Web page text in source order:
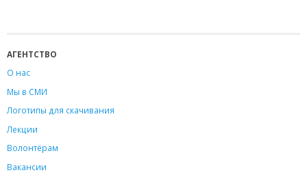
АГЕНТСТВО
О нас
Мы в СМИ
Логотипы для скачивания
Лекции
Волонтёрам
Вакансии